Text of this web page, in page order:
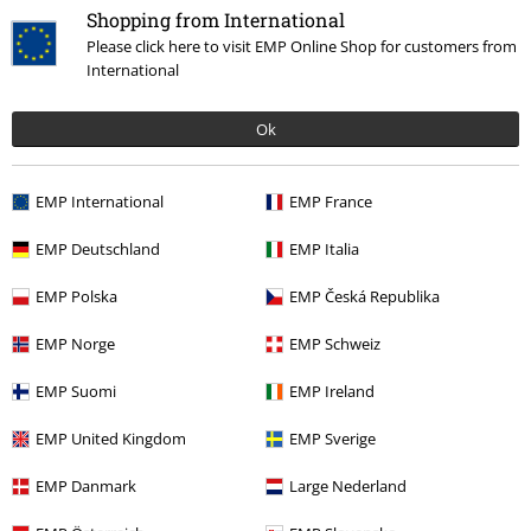
Shopping from International
Please click here to visit EMP Online Shop for customers from
International
Ok
EMP International EMP France
EMP Deutschland EMP Italia
EMP Polska EMP Česká Republika
EMP Norge EMP Schweiz
EMP Suomi EMP Ireland
EMP United Kingdom EMP Sverige
EMP Danmark Large Nederland
Laatst bezocht
€ 64,99
Meer categorieën. Meer opties.
Sale % Vrouwen Truien en vesten Hoodies
Sale % Kleding Hooded Sweaters